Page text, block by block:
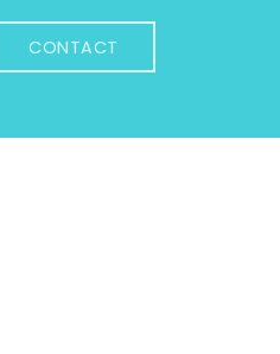
CONTACT